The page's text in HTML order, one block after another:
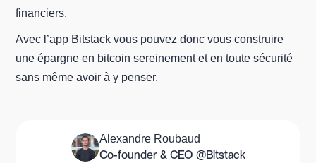
financiers.
Avec l’app Bitstack vous pouvez donc vous construire
une épargne en bitcoin sereinement et en toute sécurité
sans même avoir à y penser.
Alexandre Roubaud
Co-founder & CEO @Bitstack